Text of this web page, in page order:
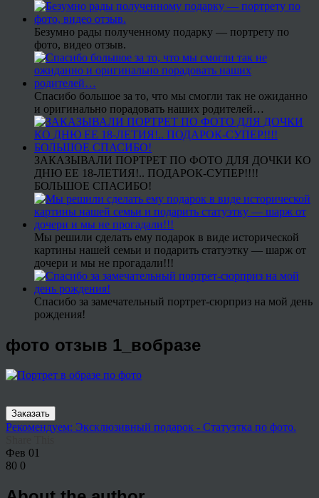
Безумно рады полученному подарку — портрету по
фото, видео отзыв.
Спасибо большое за то, что мы смогли так не ожиданно
и оригинально порадовать наших родителей…
ЗАКАЗЫВАЛИ ПОРТРЕТ ПО ФОТО ДЛЯ ДОЧКИ КО
ДНЮ ЕЕ 18-ЛЕТИЯ!.. ПОДАРОК-СУПЕР!!!!
БОЛЬШОЕ СПАСИБО!
Мы решили сделать ему подарок в виде исторической
картины нашей семьи и подарить статуэтку — шарж от
дочери и мы не прогадали!!!
Спасибо за замечательный портрет-сюрприз на мой день
рождения!
фото отзыв 1_вобразе
Заказать
Рекомендуем: Эксклюзивный подарок - Статуэтка по фото.
Фев 01
80 0